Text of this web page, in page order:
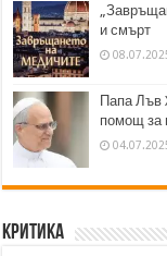
и смърт
Папа Лъв
помощ за
Критика